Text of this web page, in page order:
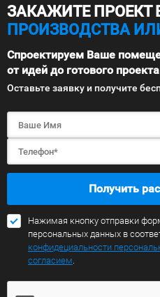
ЗАКАЖИТЕ ПРОЕКТ
ПРОИЗВОДСТВА
Спроектируем Ваше
от идей до готового
Оставьте заявку и получите
Получить
Нажимая кнопку отправки
персональных данных в
конфидециальности
согласием